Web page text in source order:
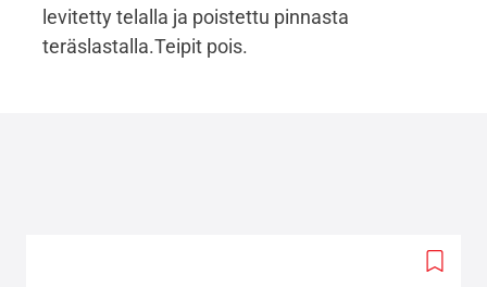
levitetty telalla ja poistettu pinnasta
teräslastalla.Teipit pois.
Add